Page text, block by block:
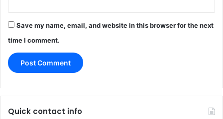
Save my name, email, and website in this browser for the next
time I comment.
Quick contact info